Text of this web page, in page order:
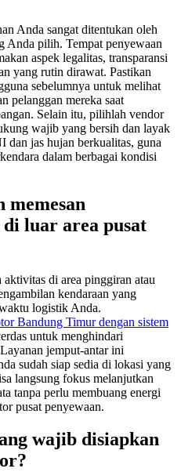
Anda sangat ditentukan oleh
Anda pilih. Tempat penyewaan
aspek legalitas, transparansi
yang rutin dirawat. Pastikan
sebelumnya untuk melihat
pelanggan mereka saat
Selain itu, pilihlah vendor
wajib yang bersih dan layak
dan jas hujan berkualitas, guna
dalam berbagai kondisi
memesan
luar area pusat
di area pinggiran atau
kendaraan yang
logistik Anda.
Bandung Timur dengan sistem
untuk menghindari
jemput-antar ini
sudah siap sedia di lokasi yang
langsung fokus melanjutkan
tanpa perlu membuang energi
pusat penyewaan.
wajib disiapkan